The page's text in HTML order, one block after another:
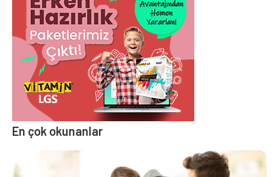
En çok okunanlar